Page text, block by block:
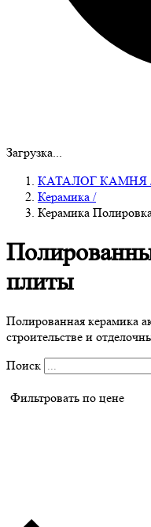
Загрузка...
КАТАЛОГ КАМНЯ
Керамика /
Керамика
плиты
Полированная керамика
строительстве и
Поиск
Фильтровать по цене